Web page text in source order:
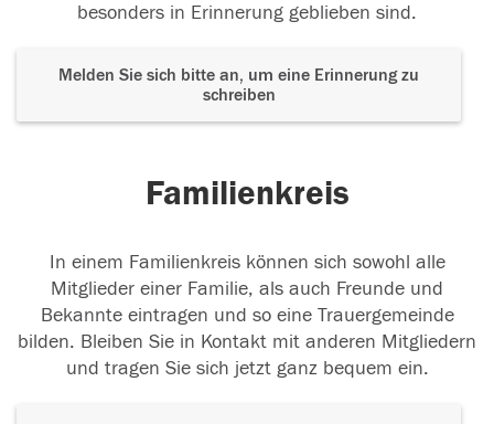
besonders in Erinnerung geblieben sind.
Melden Sie sich bitte an, um eine Erinnerung zu
schreiben
Familienkreis
In einem Familienkreis können sich sowohl alle
Mitglieder einer Familie, als auch Freunde und
Bekannte eintragen und so eine Trauergemeinde
bilden. Bleiben Sie in Kontakt mit anderen Mitgliedern
und tragen Sie sich jetzt ganz bequem ein.